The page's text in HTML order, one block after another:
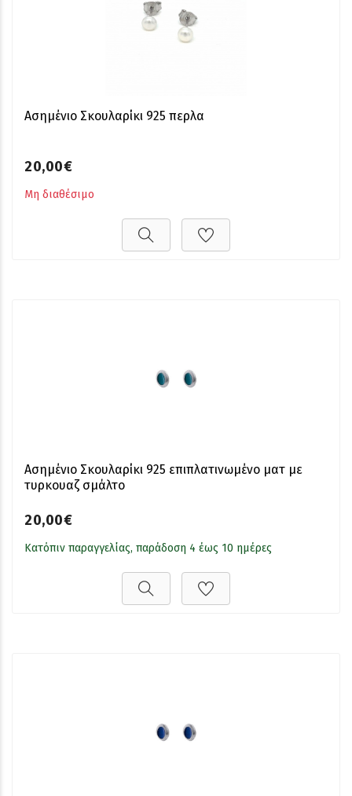
Ασημένιο Σκουλαρίκι 925 περλα
20,00€
Μη διαθέσιμο
Ασημένιο Σκουλαρίκι 925 επιπλατινωμένο ματ με
τυρκουαζ σμάλτο
20,00€
Κατόπιν παραγγελίας, παράδοση 4 έως 10 ημέρες